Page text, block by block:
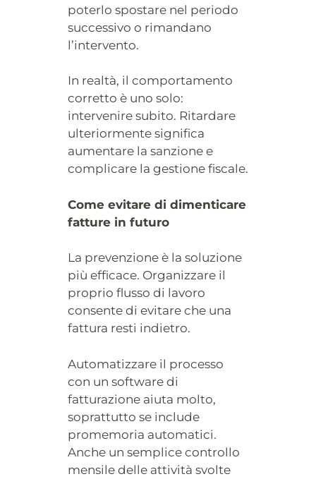
poterlo spostare nel periodo
successivo o rimandano
l’intervento.
In realtà, il comportamento
corretto è uno solo:
intervenire subito. Ritardare
ulteriormente significa
aumentare la sanzione e
complicare la gestione fiscale.
Come evitare di dimenticare
fatture in futuro
La prevenzione è la soluzione
più efficace. Organizzare il
proprio flusso di lavoro
consente di evitare che una
fattura resti indietro.
Automatizzare il processo
con un software di
fatturazione aiuta molto,
soprattutto se include
promemoria automatici.
Anche un semplice controllo
mensile delle attività svolte